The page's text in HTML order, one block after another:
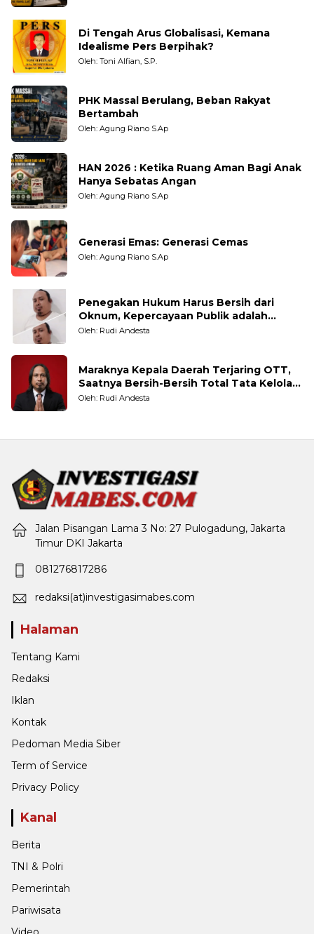
Di Tengah Arus Globalisasi, Kemana
Idealisme Pers Berpihak?
Oleh: Toni Alfian, S.P.
PHK Massal Berulang, Beban Rakyat
Bertambah
Oleh: Agung Riano S.Ap
HAN 2026 : Ketika Ruang Aman Bagi Anak
Hanya Sebatas Angan
Oleh: Agung Riano S.Ap
Generasi Emas: Generasi Cemas
Oleh: Agung Riano S.Ap
Penegakan Hukum Harus Bersih dari
Oknum, Kepercayaan Publik adalah
Taruhannya
Oleh: Rudi Andesta
Maraknya Kepala Daerah Terjaring OTT,
Saatnya Bersih-Bersih Total Tata Kelola
Pemerintahan
Oleh: Rudi Andesta
Jalan Pisangan Lama 3 No: 27 Pulogadung, Jakarta
Timur DKI Jakarta
081276817286
redaksi(at)investigasimabes.com
Halaman
Tentang Kami
Redaksi
Iklan
Kontak
Pedoman Media Siber
Term of Service
Privacy Policy
Kanal
Berita
TNI & Polri
Pemerintah
Pariwisata